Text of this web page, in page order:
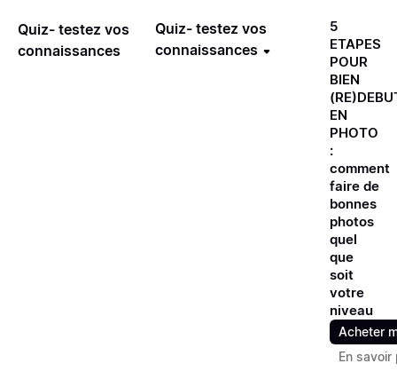
Quiz- testez vos
connaissances
Quiz- testez vos
connaissances
5
ETAPES
POUR
BIEN
EN
PHOTO
:
comment
faire de
bonnes
photos
quel
que
soit
votre
niveau
Acheter
En savoir